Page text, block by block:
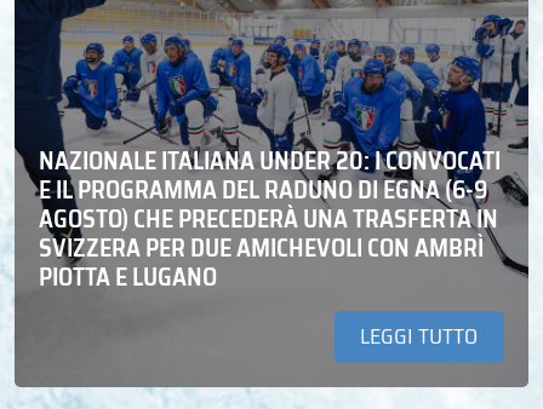
NAZIONALE ITALIANA UNDER 20: I CONVOCATI
E IL PROGRAMMA DEL RADUNO DI EGNA (6-9
AGOSTO) CHE PRECEDERÀ UNA TRASFERTA IN
SVIZZERA PER DUE AMICHEVOLI CON AMBRÌ
PIOTTA E LUGANO
LEGGI TUTTO